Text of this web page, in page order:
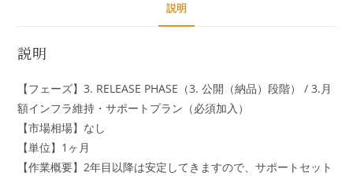
説明
説明
【フェーズ】3. RELEASE PHASE（3. 公開（納品）段階​） / 3.月
額インフラ維持・サポートプラン（必須加入）
【市場相場】なし
【単位】1ヶ月
【作業概要】2年目以降は安定してきますので、サポートセット